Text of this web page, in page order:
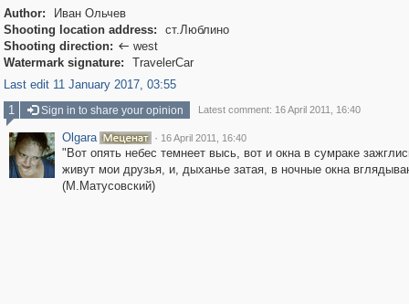
Author:
Иван Ольчев
Shooting location address:
ст.Люблино
Shooting direction:  west
Watermark signature:
TravelerCar
Last edit 11 January 2017, 03:55
1
Sign in to share your opinion Latest comment: 16 April 2011, 16:40
Olgara · 16 April 2011, 16:40
"Вот опять небес темнеет высь, вот и окна в сумраке
живут мои друзья, и, дыханье затая, в ночные окна
(М.Матусовский)